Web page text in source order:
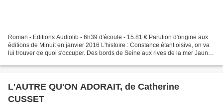
Roman - Editions Audiolib - 6h39 d'écoute - 15.81 € Parution d'origine aux
éditions de Minuit en janvier 2016 L'histoire : Constance étant oisive, on va
lui trouver de quoi s'occuper. Des bords de Seine aux rives de la mer Jaune,
L'AUTRE QU'ON ADORAIT, de Catherine
CUSSET